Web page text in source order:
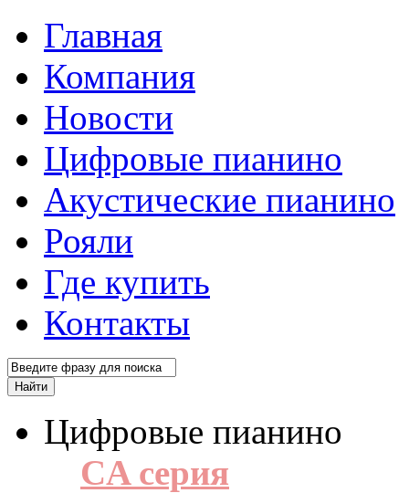
Главная
Компания
Новости
Цифровые пианино
Акустические пианино
Рояли
Где купить
Контакты
Цифровые пианино
CA серия